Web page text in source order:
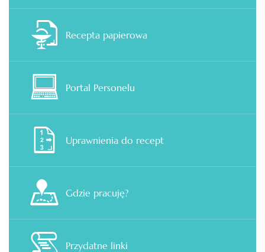
Recepta papierowa
Portal Personelu
Uprawnienia do recept
Gdzie pracuję?
Przydatne linki